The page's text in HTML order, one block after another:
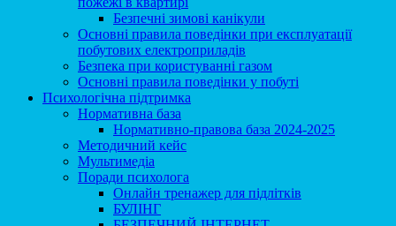
Безпечні зимові канікули
Основні правила поведінки при експлуатації
побутових електроприладів
Безпека при користуваннi газом
Основні правила поведінки у побуті
Психологічна підтримка
Нормативна база
Нормативно-правова база 2024-2025
Методичний кейс
Мультимедіа
Поради психолога
Онлайн тренажер для підлітків
БУЛІНГ